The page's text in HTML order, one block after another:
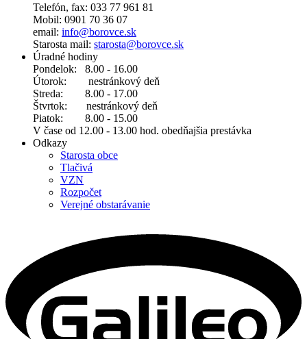
Telefón, fax: 033 77 961 81
Mobil: 0901 70 36 07
email: info@borovce.sk
Starosta mail: starosta@borovce.sk
Úradné hodiny
Pondelok: 8.00 - 16.00
Útorok: nestránkový deň
Streda: 8.00 - 17.00
Štvrtok: nestránkový deň
Piatok: 8.00 - 15.00
V čase od 12.00 - 13.00 hod. obedňajšia prestávka
Odkazy
Starosta obce
Tlačivá
VZN
Rozpočet
Verejné obstarávanie